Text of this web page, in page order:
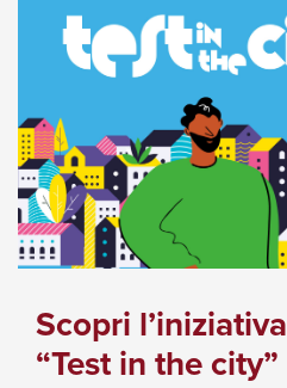
Scopri l’iniziativa
“Test in the city”